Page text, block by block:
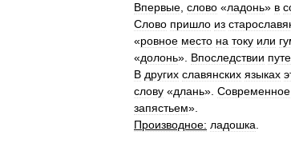
Впервые слово «ладонь» в
Слово пришло из
«ровное место на току или
«долонь». Впоследствии
В других славянских языках
слову «длань». Современное
запястьем».
Производное: ладошка